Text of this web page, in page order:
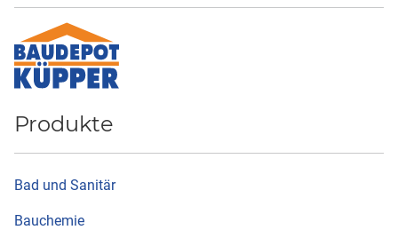
Produkte
Bad und Sanitär
Bauchemie